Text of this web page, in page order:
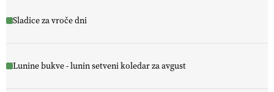
Sladice za vroče dni
Lunine bukve - lunin setveni koledar za avgust